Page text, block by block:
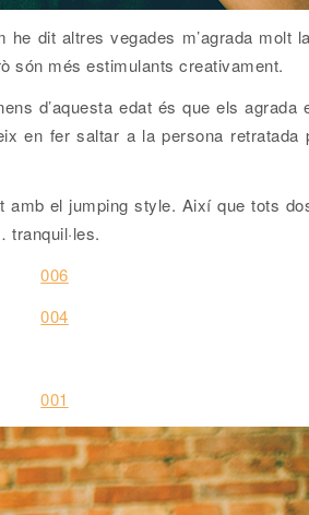
he dit altres vegades m’agrada molt
són més estimulants creativament.
d’aquesta edat és que els agrada
en fer saltar a la persona retratada
el jumping style. Així que tots